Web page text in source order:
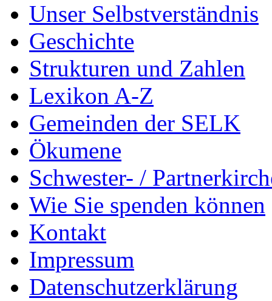
Unser Selbstverständnis
Geschichte
Strukturen und Zahlen
Lexikon A-Z
Gemeinden der SELK
Ökumene
Schwester- /
Wie Sie spenden können
Kontakt
Impressum
Datenschutzerklärung